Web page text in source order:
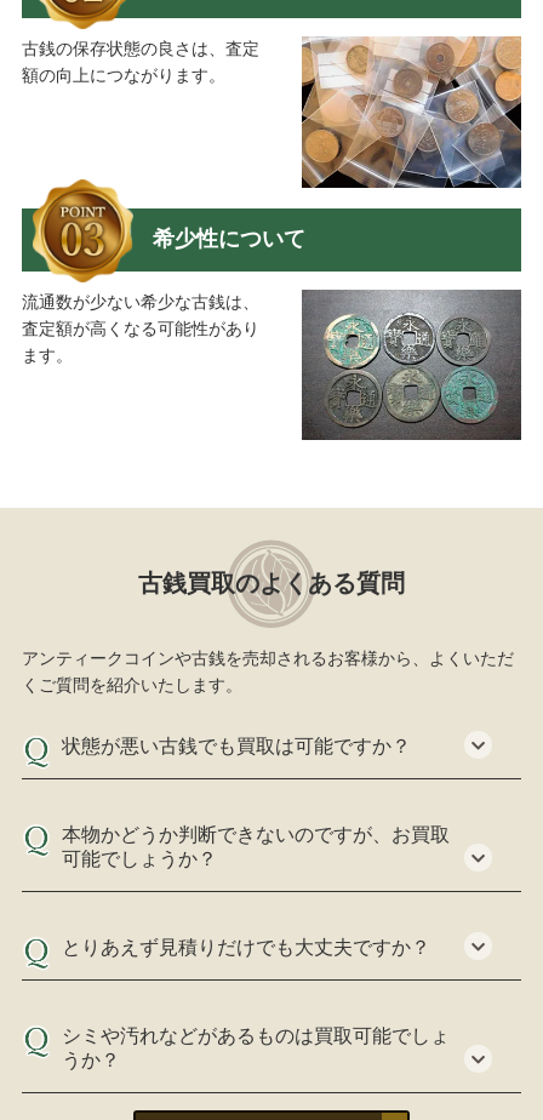
古銭の保存状態の良さは、査定
額の向上につながります。
希少性について
流通数が少ない希少な古銭は、
査定額が高くなる可能性があり
ます。
古銭買取のよくある質問
アンティークコインや古銭を売却されるお客様から、よくいただ
くご質問を紹介いたします。
状態が悪い古銭でも買取は可能ですか？
本物かどうか判断できないのですが、お買取
可能でしょうか？
とりあえず見積りだけでも大丈夫ですか？
シミや汚れなどがあるものは買取可能でしょ
うか？